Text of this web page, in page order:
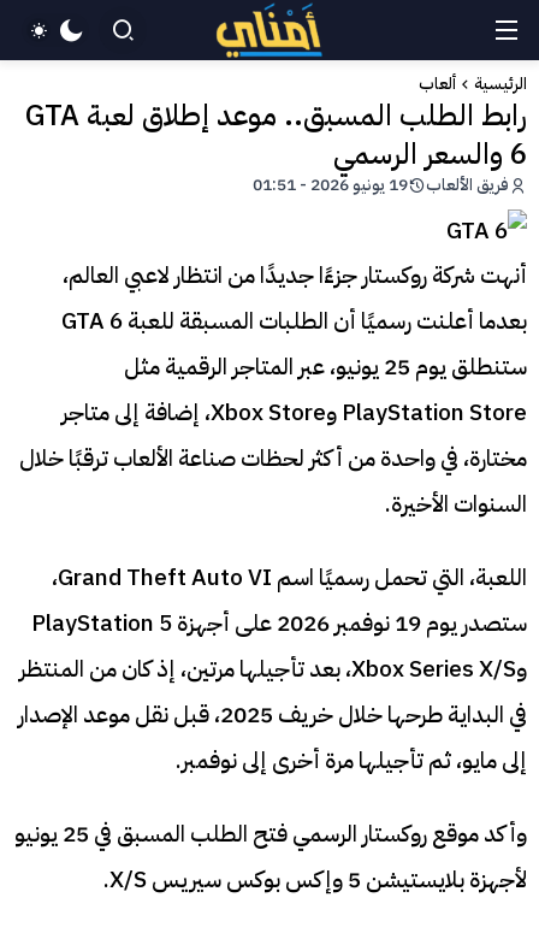
الرئيسية ألعاب
رابط الطلب المسبق.. موعد إطلاق لعبة GTA
6 والسعر الرسمي
فريق الألعاب 19 يونيو 2026 - 01:51
أنهت شركة روكستار جزءًا جديدًا من انتظار لاعبي العالم،
بعدما أعلنت رسميًا أن الطلبات المسبقة للعبة GTA 6
ستنطلق يوم 25 يونيو، عبر المتاجر الرقمية مثل
PlayStation Store وXbox Store، إضافة إلى متاجر
مختارة، في واحدة من أكثر لحظات صناعة الألعاب ترقبًا خلال
السنوات الأخيرة.
اللعبة، التي تحمل رسميًا اسم Grand Theft Auto VI،
ستصدر يوم 19 نوفمبر 2026 على أجهزة PlayStation 5
وXbox Series X/S، بعد تأجيلها مرتين، إذ كان من المنتظر
في البداية طرحها خلال خريف 2025، قبل نقل موعد الإصدار
إلى مايو، ثم تأجيلها مرة أخرى إلى نوفمبر.
وأكد موقع روكستار الرسمي فتح الطلب المسبق في 25 يونيو
لأجهزة بلايستيشن 5 وإكس بوكس سيريس X/S.